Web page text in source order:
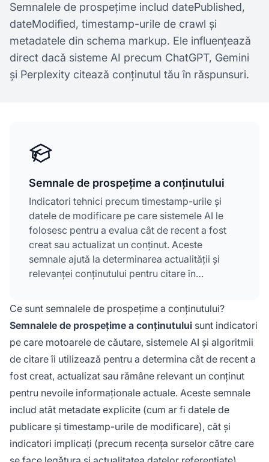
Semnalele de prospețime includ datePublished,
dateModified, timestamp-urile de crawl și
metadatele din schema markup. Ele influențează
direct dacă sisteme AI precum ChatGPT, Gemini
și Perplexity citează conținutul tău în răspunsuri.
Semnale de prospețime a conținutului
Indicatori tehnici precum timestamp-urile și
datele de modificare pe care sistemele AI le
folosesc pentru a evalua cât de recent a fost
creat sau actualizat un conținut. Aceste
semnale ajută la determinarea actualității și
relevanței conținutului pentru citare în
prospețime includ datePublished,
dateModified, timestamp-urile de crawl și
metadatele din schema markup. Ele
influențează direct dacă sisteme AI precum
ChatGPT, Gemini și Perplexity citează
conținutul tău în răspunsuri.
Ce sunt semnalele de prospețime a conținutului?
Semnalele de prospețime a conținutului sunt indicatori
pe care motoarele de căutare, sistemele AI și algoritmii
de citare îi utilizează pentru a determina cât de recent a
fost creat, actualizat sau rămâne relevant un conținut
pentru nevoile informaționale actuale. Aceste semnale
includ atât metadate explicite (cum ar fi datele de
publicare și timestamp-urile de modificare), cât și
indicatori implicați (precum recența surselor către care